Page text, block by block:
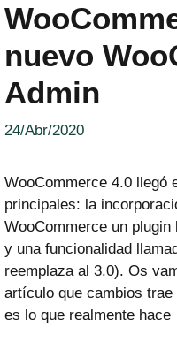
nuevo
Admin
24/Abr/2020
WooCommerce 4.0 llegó
principales: la
WooCommerce un
y una funcionalidad
reemplaza al 3.0). Os
artículo que cambios
es lo que realmente